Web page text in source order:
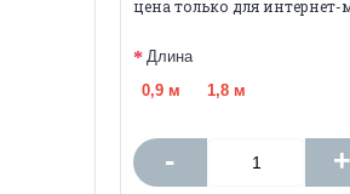
цена только для интернет-
Длина
0,9 м
1,8 м
- +